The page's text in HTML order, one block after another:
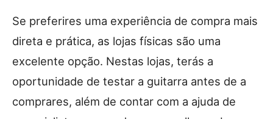
Se preferires uma experiência de compra mais
direta e prática, as lojas físicas são uma
excelente opção. Nestas lojas, terás a
oportunidade de testar a guitarra antes de a
comprares, além de contar com a ajuda de